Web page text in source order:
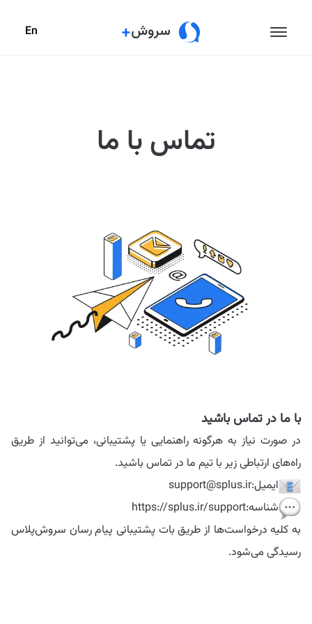
En
تماس با ما
با ما در تماس باشید
در صورت نیاز به هرگونه راهنمایی یا پشتیبانی، می‌توانید از طریق
راه‌های ارتباطی زیر با تیم ما در تماس باشید.
ایمیل:
support@splus.ir
شناسه:
https://splus.ir/support
به کلیه درخواست‌ها از طریق بات پشتیبانی پیام رسان سروش‌پلاس
رسیدگی می‌شود.